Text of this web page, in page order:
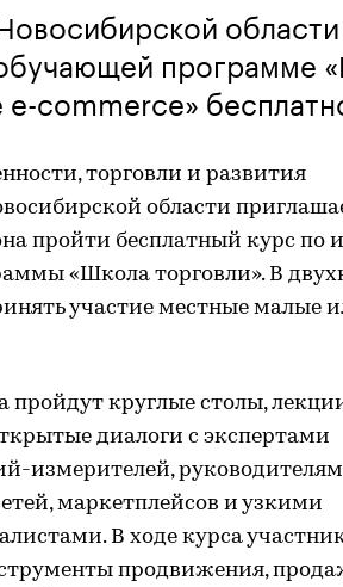
программе
e-commerce»
торговли и развития
области
пройти бесплатный курс по
«Школа торговли». В
участие местные малые
пройдут круглые столы,
диалоги с экспертами
измерителей,
маркетплейсов и узкими
В ходе курса
продвижения,